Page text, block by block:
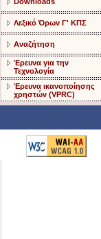
Λεξικό Όρων Γ' ΚΠΣ
Αναζήτηση
Έρευνα για την
Τεχνολογία
Έρευνα ικανοποίησης
χρηστών (VPRC)